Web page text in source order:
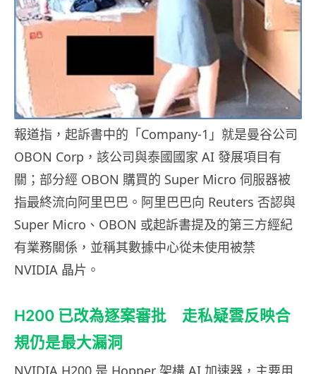
報道指，起訴書中的「Company-1」就是曼谷公司
OBON Corp，該公司與泰國國家 AI 發展項目有
關；部分經 OBON 購買的 Super Micro 伺服器被
指最終流向阿里巴巴。阿里巴巴向 Reuters 否認與
Super Micro、OBON 或起訴書提及的第三方經紀
有業務關係，並稱其數據中心從未使用被禁
NVIDIA 晶片。
H200 已改為逐案審批 走私疑雲反映合
規仍是最大漏洞